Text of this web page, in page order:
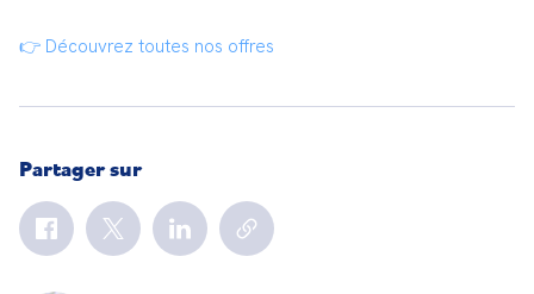
👉 Découvrez toutes nos offres
Partager sur